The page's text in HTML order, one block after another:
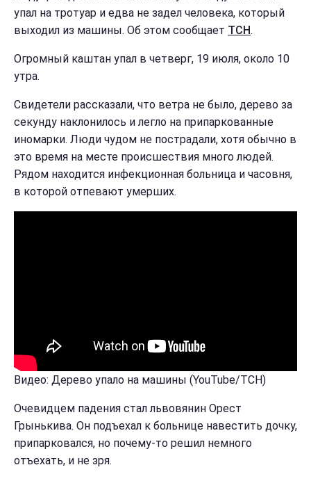
упал на тротуар и едва не задел человека, который
выходил из машины. Об этом сообщает ТСН.
Огромный каштан упал в четверг, 19 июля, около 10
утра.
Свидетели рассказали, что ветра не было, дерево за
секунду наклонилось и легло на припаркованные
иномарки. Люди чудом не пострадали, хотя обычно в
это время на месте происшествия много людей.
Рядом находится инфекционная больница и часовня,
в которой отпевают умерших.
Видео: Дерево упало на машины (YouTube/ТСН)
Очевидцем падения стал львовянин Орест
Грынькива. Он подъехал к больнице навестить дочку,
припарковался, но почему-то решил немного
отъехать, и не зря.